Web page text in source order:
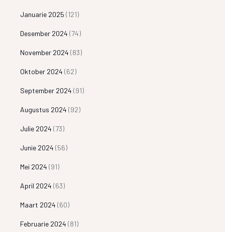
Januarie 2025 (121)
Desember 2024 (74)
November 2024 (83)
Oktober 2024 (62)
September 2024 (91)
Augustus 2024 (92)
Julie 2024 (73)
Junie 2024 (56)
Mei 2024 (91)
April 2024 (63)
Maart 2024 (60)
Februarie 2024 (81)